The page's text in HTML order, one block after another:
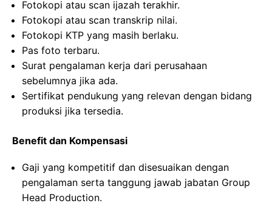
Fotokopi atau scan ijazah terakhir.
Fotokopi atau scan transkrip nilai.
Fotokopi KTP yang masih berlaku.
Pas foto terbaru.
Surat pengalaman kerja dari perusahaan
sebelumnya jika ada.
Sertifikat pendukung yang relevan dengan bidang
produksi jika tersedia.
Benefit dan Kompensasi
Gaji yang kompetitif dan disesuaikan dengan
pengalaman serta tanggung jawab jabatan Group
Head Production.